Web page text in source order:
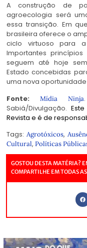
A construção de
agroecologia será
essa transição. Em
brasileira oferece o
ciclo virtuoso para a
Importantes princípios
seguem até hoje
Estado concebidas
uma nova
Fonte:
Mídia Ninja
Sabiá/Divulgação.
Revista e é de
Tags: Agrotóxicos,
Cultural, Políticas
GOSTOU DESTA MATÉRIA?
COMPARTILHE EM TODAS